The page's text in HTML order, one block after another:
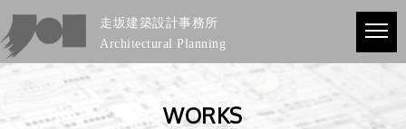
走坂建築設計事務所
Architectural Planning
WORKS